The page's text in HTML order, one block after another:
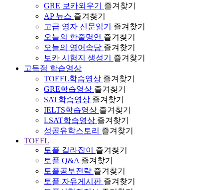
GRE 보카외우기
즐겨찾기
AP 뉴스 즐겨찾기
고급 영자 신문읽기
즐겨찾기
오늘의 한줄명언 즐겨찾기
오늘의 영어속담 즐겨찾기
보카 시험지 생성기
즐겨찾기
고득점 학습영상
TOEFL학습영상 즐겨찾기
GRE학습영상 즐겨찾기
SAT학습영상 즐겨찾기
IELTS학습영상 즐겨찾기
LSAT학습영상 즐겨찾기
성공유학스토리 즐겨찾기
TOEFL
토플 길라잡이
즐겨찾기
토플 Q&A 즐겨찾기
토플공부전략 즐겨찾기
토플 자유게시판 즐겨찾기